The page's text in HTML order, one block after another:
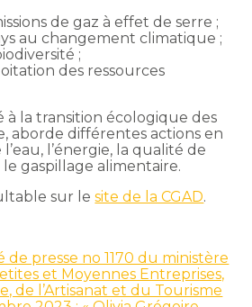
de gaz à effet de serre ;
au changement climatique ;
;
des ressources
à la transition écologique des
aborde différentes actions en
l’énergie, la qualité de
le gaspillage alimentaire.
sur lesite de la CGAD.
presse no 1170 du ministère
et Moyennes Entreprises,
de l’Artisanat et du Tourisme